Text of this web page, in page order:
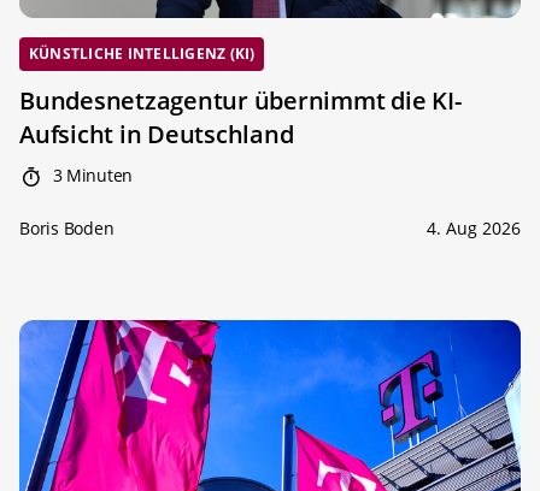
KÜNSTLICHE INTELLIGENZ (KI)
Bundesnetzagentur übernimmt die KI-
Aufsicht in Deutschland
3 Minuten
Boris Boden 4. Aug 2026